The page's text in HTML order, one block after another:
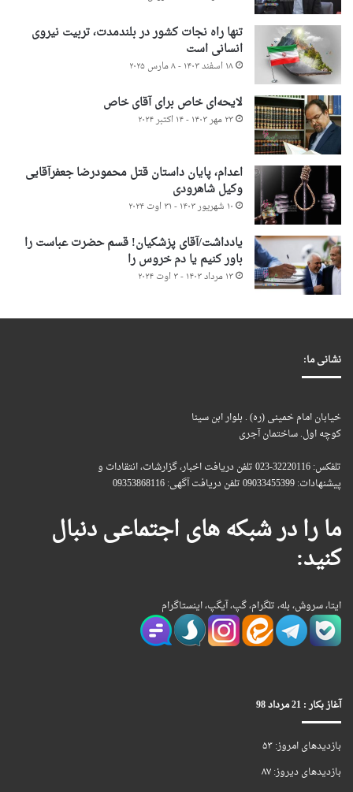
تنها راه نجات کشور در بلندمدت، تربیت نیروی
انسانی است
۱۸ اسفند ۱۴۰۳ - ۸ مارس ۲۰۲۵
لایحه‌ای خاص برای آقای خاص
۲۳ مهر ۱۴۰۳ - ۱۴ اکتبر ۲۰۲۴
اعدام، پایان داستان قتل محمودرضا جعفرآقایی
وکیل شاهرودی
۱۰ شهریور ۱۴۰۳ - ۳۱ اوت ۲۰۲۴
یادداشت/آقای پزشکیان! قسم حضرت عباست را
باور کنیم یا دم خروس را
۱۳ مرداد ۱۴۰۳ - ۳ اوت ۲۰۲۴
نشانی ما:
خیابان امام خمینی (ره) . بلوار ابن سینا
کوچه اول. ساختمان آجری
تلفکس: 32220116-023 تلفن دریافت اخبار، گزارشات، انتقادات و
پیشنهادات: 09033455399 تلفن دریافت آگهی: 09353868116
ما را در شبکه های اجتماعی دنبال
کنید:
ایتا، سروش، بله، تلگرام، گپ، آیگپ، اینستاگرام
آغاز بکار : 21 مرداد 98
بازدیدهای امروز:۵۳
بازدیدهای دیروز:۸۷